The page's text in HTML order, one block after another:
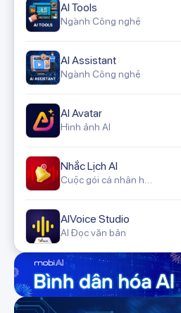
AI Tools
Ngành Công nghệ
AI Assistant
Ngành Công nghệ
AI Avatar
Hình ảnh AI
Nhắc Lịch AI
AIVoice Studio
AI Đọc văn bản